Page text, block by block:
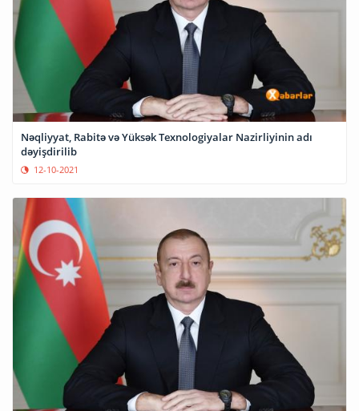
Nəqliyyat, Rabitə və Yüksək Texnologiyalar Nazirliyinin adı
dəyişdirilib
12-10-2021